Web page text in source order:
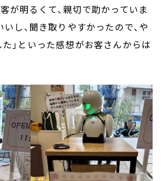
が明るくて、親切で助かっていま
いし、聞き取りやすかったので、や
」といった感想がお客さんからは